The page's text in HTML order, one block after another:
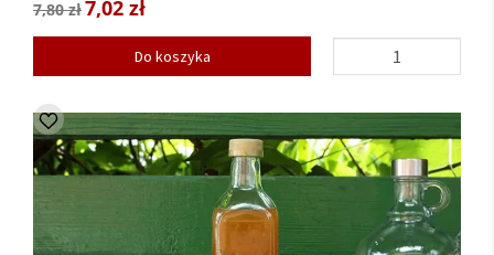
7,80 zł7,02 zł
Do koszyka